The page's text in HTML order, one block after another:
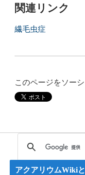
関連リンク
繊毛虫症
このページをソー
アクアリウムWiki